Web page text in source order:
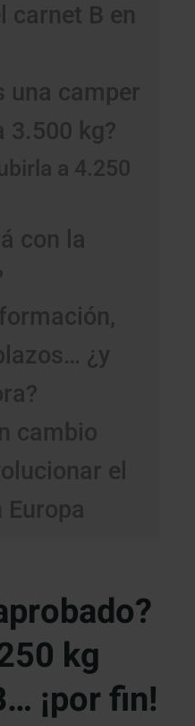
carnet B en
una camper
3.500 kg?
a 4.250
con la
¿y
cambio
el
Europa
kg
¡por fin!